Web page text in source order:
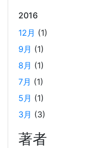
2024年末の
2024-12-15
LangChainの利用方法
年12月の技術勉強会の
使い方や環境構築手順
から取得したデータを
2016
12月 (1)
9月 (1)
8月 (1)
7月 (1)
5月 (1)
3月 (3)
著者